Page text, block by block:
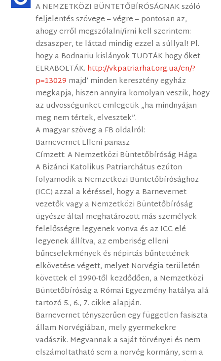
A NEMZETKÖZI BÜNTETŐBÍRÓSÁGNAK szóló
feljelentés szövege – végre – pontosan az,
ahogy erről megszólalni/írni kell szerintem:
dzsaszper, te láttad mindig ezzel a súllyal! Pl.
hogy a Bodnariu kislányok TUDTÁK hogy őket
ELRABOLTÁK. http://vkpatriarhat.org.ua/en/?
p=13029 majd’ minden keresztény egyház
megkapja, hiszen annyira komolyan veszik, hogy
az üdvösségünket emlegetik „ha mindnyájan
meg nem tértek, elvesztek”.
A magyar szöveg a FB oldalról:
Barnevernet Elleni panasz
Címzett: A Nemzetközi Büntetőbíróság Hága
A Bizánci Katolikus Patriarchátus ezúton
folyamodik a Nemzetközi Büntetőbírósághoz
(ICC) azzal a kéréssel, hogy a Barnevernet
vezetők vagy a Nemzetközi Büntetőbíróság
ügyésze által meghatározott más személyek
felelősségre legyenek vonva és az ICC elé
legyenek állítva, az emberiség elleni
bűncselekmények és népirtás bűntettének
elkövetése végett, melyet Norvégia területén
követtek el 1990-től kezdődően, a Nemzetközi
Büntetőbíróság a Római Egyezmény hatálya alá
tartozó 5., 6., 7. cikke alapján.
Barnevernet tényszerűen egy független fasiszta
állam Norvégiában, mely gyermekekre
vadászik. Megvannak a saját törvényei és nem
elszámoltatható sem a norvég kormány, sem a